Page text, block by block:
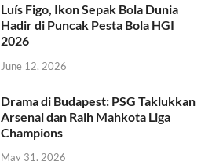
Luís Figo, Ikon Sepak Bola Dunia
Hadir di Puncak Pesta Bola HGI
2026
June 12, 2026
Drama di Budapest: PSG Taklukkan
Arsenal dan Raih Mahkota Liga
Champions
May 31, 2026